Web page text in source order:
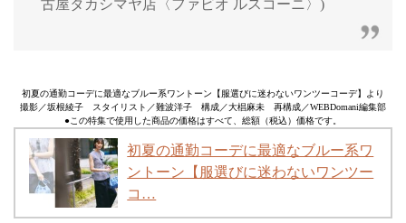
古屋タカシマヤ店〈ファビオ ルスコーニ〉)
初夏の通勤コーデに最適なブルー系ワントーン【服選びに迷わないワンツーコーデ】より
撮影／坂根綾子 スタイリスト／難波洋子 構成／大椙麻未 再構成／WEBDomani編集部
●この特集で使用した商品の価格はすべて、総額（税込）価格です。
初夏の通勤コーデに最適なブルー系ワ
ントーン【服選びに迷わないワンツー
コ…